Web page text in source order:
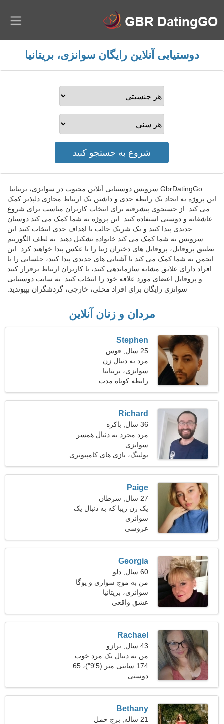
دوستیابی آنلاین رایگان سوانزی، بریتانیا
GbrDatingGo سرویس دوستیابی آنلاین محبوب در سوانزی، بریتانیا.
این پروژه به ایجاد یک رابطه جدی و داشتن یک ارتباط مجازی دلپذیر کمک
می کند. از جستجوی پیشرفته برای انتخاب کاربران مناسب برای شروع
عاشقانه و دوستی استفاده کنید. این پروژه به شما کمک می کند دوستان
جدیدی پیدا کنید و یک شریک جالب با اهداف جدی انتخاب کنید.این
سرویس به شما کمک می کند خانواده تشکیل دهید. به لطف الگوریتم
تطبیق پروفایل، پروفایل های دختران زیبا را با عکس پیدا خواهید کرد. این
انجمن به شما کمک می کند تا آشنایی های جدیدی پیدا کنید، جلساتی را با
افراد دارای علایق مشابه سازماندهی کنید، با کاربران ارتباط برقرار کنید
و پروفایل اعضای مورد علاقه خود را انتخاب کنید. به سایت دوستیابی
سوانزی رایگان برای افراد محلی، خارجی، گردشگران بپیوندید.
مردان و زنان آنلاین
Stephen
25 سال, قوس
مرد به دنبال زن
سوانزی، بریتانیا
رابطه کوتاه مدت
Richard
36 سال, باکره
مرد مجرد به دنبال همسر
سوانزی
بولینگ، بازی های کامپیوتری
Paige
27 سال, سرطان
یک زن زیبا که به دنبال یک
رابطه جدی است
سوانزی
عروسی
Georgia
60 سال, دلو
من به موج سواری و یوگا
علاقه دارم
سوانزی، بریتانیا
عشق واقعی
Rachael
43 سال, ترازو
من به دنبال یک مرد خوب
برای سفر با هم هستم
174 سانتی متر (5'9")، 65
کیلوگرم (143 پوند)
دوستی
Bethany
21 ساله, برج حمل